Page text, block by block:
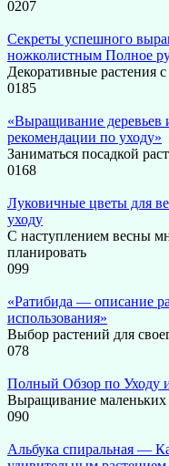
0207
Секреты успешного
ножколистным Полное
Декоративные растения
0185
«Выращивание деревьев
рекомендации по уходу»
Заниматься посадкой
0168
Луковичные цветы для
уходу
С наступлением весны
планировать
099
«Ратибида — описание
использования»
Выбор растений для
078
Полный Обзор по Уходу
Выращивание
090
Альбука спиральная —